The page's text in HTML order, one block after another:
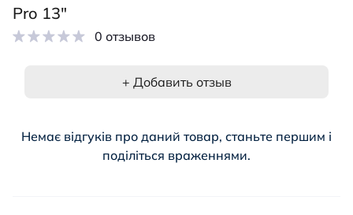
Pro 13"
0 отзывов
+ Добавить отзыв
Немає відгуків про даний товар, станьте першим і
поділіться враженнями.